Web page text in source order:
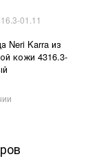
01.11
Neri Karra из
кожи 4316.3-